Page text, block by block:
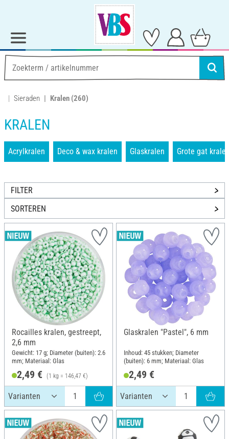
Sieraden Kralen (260)
KRALEN
Acrylkralen Deco & wax kralen Glaskralen Grote gat
FILTER
SORTEREN
Rocailles kralen, gestreept,
2,6 mm
Gewicht: 17 g; Diameter (buiten): 2.6
mm; Materiaal: Glas
2,49 € (1 kg = 146,47 €)
Glaskralen "Pastel", 6 mm
Inhoud: 45 stukken; Diameter
(buiten): 6 mm; Materiaal: Glas
2,49 €